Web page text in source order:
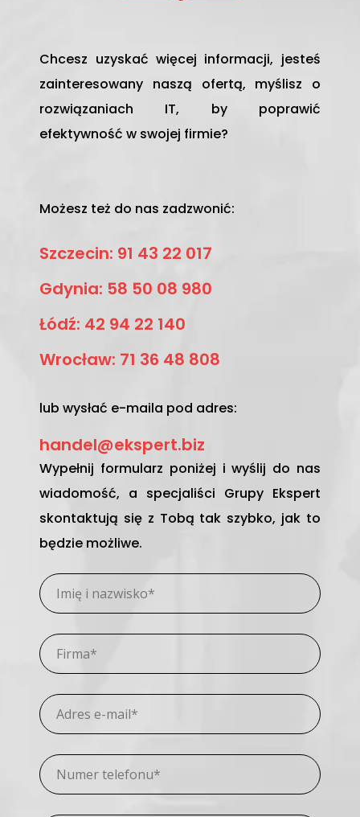
Chcesz uzyskać więcej informacji, jesteś
zainteresowany naszą ofertą, myślisz o
rozwiązaniach IT, by poprawić
efektywność w swojej firmie?
Możesz też do nas zadzwonić:
Szczecin: 91 43 22 017
Gdynia: 58 50 08 980
Łódź: 42 94 22 140
Wrocław: 71 36 48 808
lub wysłać e-maila pod adres:
handel@ekspert.biz
Wypełnij formularz poniżej i wyślij do nas
wiadomość, a specjaliści Grupy Ekspert
skontaktują się z Tobą tak szybko, jak to
będzie możliwe.